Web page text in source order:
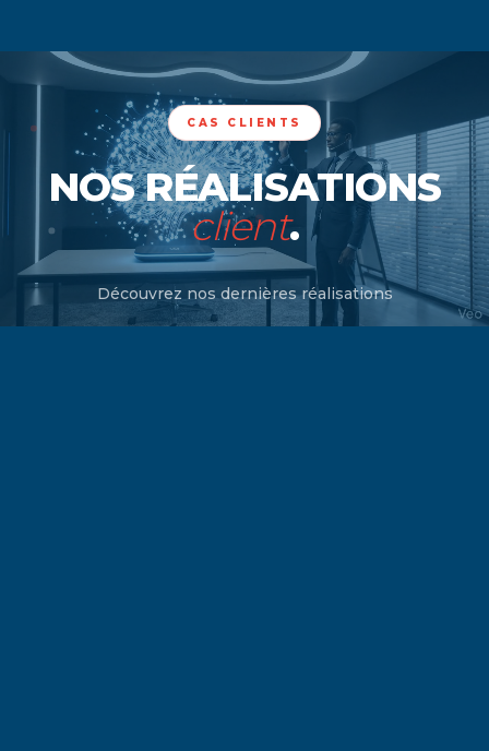
CAS CLIENTS
NOS RÉALISATIONS
client.
Découvrez nos dernières réalisations